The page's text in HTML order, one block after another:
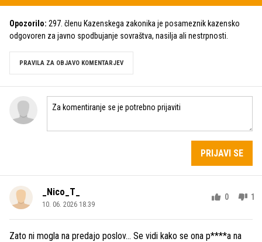
Opozorilo: 297. členu Kazenskega zakonika je posameznik kazensko
odgovoren za javno spodbujanje sovraštva, nasilja ali nestrpnosti.
PRAVILA ZA OBJAVO KOMENTARJEV
PRIJAVI SE
_Nico_T_
10. 06. 2026 18.39
0 1
Zato ni mogla na predajo poslov... Se vidi kako se ona p****a na